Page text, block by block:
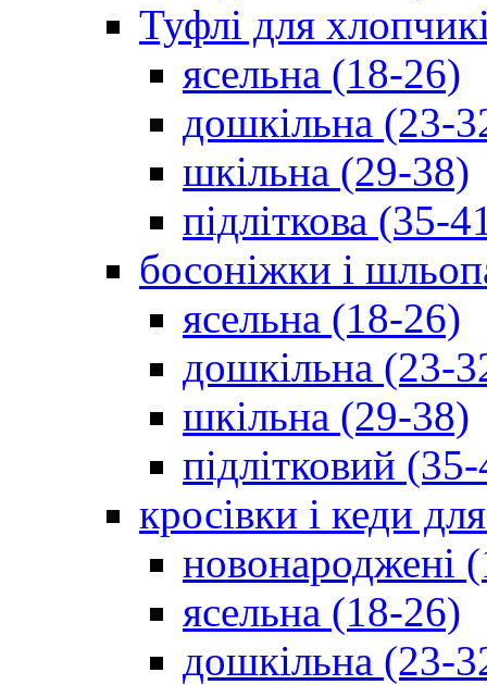
Туфлі для
ясельна (18-26)
дошкільна (23-
шкільна (29-38)
підліткова (35-
босоніжки і
ясельна (18-26)
дошкільна (23-
шкільна (29-38)
підлітковий
кросівки і кеди
новонароджені
ясельна (18-26)
дошкільна (23-